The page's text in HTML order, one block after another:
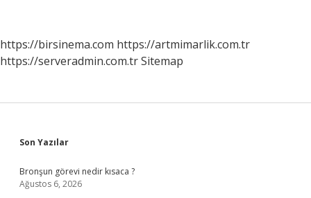
https://birsinema.com https://artmimarlik.com.tr
https://serveradmin.com.trSitemap
Sidebar
Son Yazılar
Bronşun görevi nedir kısaca ?
Ağustos 6, 2026